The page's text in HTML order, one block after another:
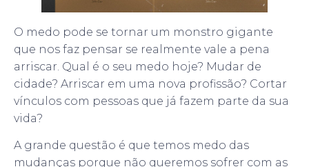
O medo pode se tornar um monstro gigante
que nos faz pensar se realmente vale a pena
arriscar. Qual é o seu medo hoje? Mudar de
cidade? Arriscar em uma nova profissão? Cortar
vínculos com pessoas que já fazem parte da sua
vida?
A grande questão é que temos medo das
mudanças porque não queremos sofrer com as